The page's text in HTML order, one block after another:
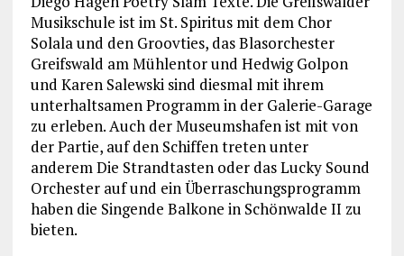
Musikschule ist im St. Spiritus mit dem Chor
Solala und den Groovties, das Blasorchester
Greifswald am Mühlentor und Hedwig Golpon
und Karen Salewski sind diesmal mit ihrem
unterhaltsamen Programm in der Galerie-Garage
zu erleben. Auch der Museumshafen ist mit von
der Partie, auf den Schiffen treten unter
anderem Die Strandtasten oder das Lucky Sound
Orchester auf und ein Überraschungsprogramm
haben die Singende Balkone in Schönwalde II zu
bieten.